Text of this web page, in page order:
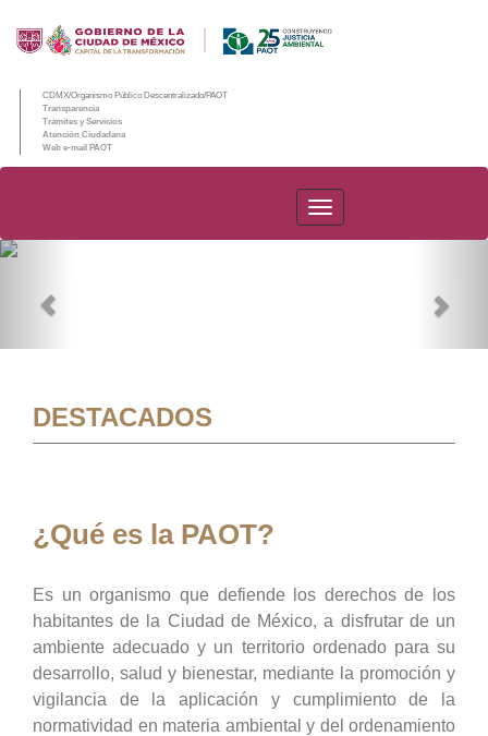
CDMX/Organismo Público Descentralizado/PAOT
Transparencia
Trámites y Servicios
Atención Ciudadana
Web e-mail PAOT
PAOT
DESTACADOS
¿Qué es la PAOT?
Es un organismo que defiende los derechos de los
habitantes de la Ciudad de México, a disfrutar de un
ambiente adecuado y un territorio ordenado para su
desarrollo, salud y bienestar, mediante la promoción y
vigilancia de la aplicación y cumplimiento de la
normatividad en materia ambiental y del ordenamiento